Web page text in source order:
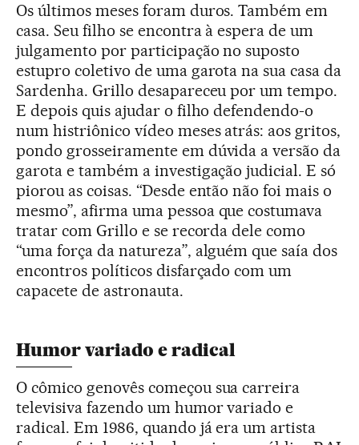
Os últimos meses foram duros. Também em
casa. Seu filho se encontra à espera de um
julgamento por participação no suposto
estupro coletivo de uma garota na sua casa da
Sardenha. Grillo desapareceu por um tempo.
E depois quis ajudar o filho defendendo-o
num histriônico vídeo meses atrás: aos gritos,
pondo grosseiramente em dúvida a versão da
garota e também a investigação judicial. E só
piorou as coisas. “Desde então não foi mais o
mesmo”, afirma uma pessoa que costumava
tratar com Grillo e se recorda dele como
“uma força da natureza”, alguém que saía dos
encontros políticos disfarçado com um
capacete de astronauta.
Humor variado e radical
O cômico genovês começou sua carreira
televisiva fazendo um humor variado e
radical. Em 1986, quando já era um artista